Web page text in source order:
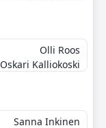
Olli Roos
Oskari Kalliokoski
Sanna Inkinen